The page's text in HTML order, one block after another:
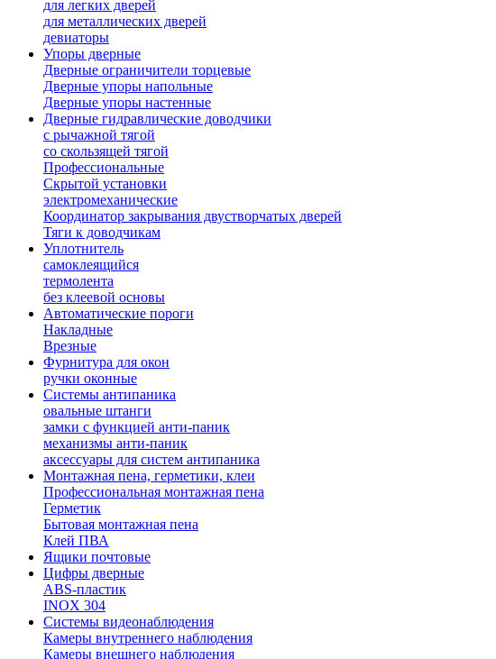
для легких дверей
для металлических дверей
девиаторы
Упоры дверные
Дверные ограничители торцевые
Дверные упоры напольные
Дверные упоры настенные
Дверные гидравлические доводчики
с рычажной тягой
со скользящей тягой
Профессиональные
Скрытой установки
электромеханические
Координатор закрывания двустворчатых дверей
Тяги к доводчикам
Уплотнитель
самоклеящийся
термолента
без клеевой основы
Автоматические пороги
Накладные
Врезные
Фурнитура для окон
ручки оконные
Системы антипаника
овальные штанги
замки с функцией анти-паник
механизмы анти-паник
аксессуары для систем антипаника
Монтажная пена, герметики, клеи
Профессиональная монтажная пена
Герметик
Бытовая монтажная пена
Клей ПВА
Ящики почтовые
Цифры дверные
ABS-пластик
INOX 304
Системы видеонаблюдения
Камеры внутреннего наблюдения
Камеры внешнего наблюдения